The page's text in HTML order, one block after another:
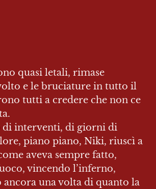
quasi letali, rimase
e le bruciature in tutto il
tutti a credere che non ce
di interventi, di giorni di
piano piano, Niki, riuscì a
aveva sempre fatto,
vincendo l’inferno,
una volta di quanto la